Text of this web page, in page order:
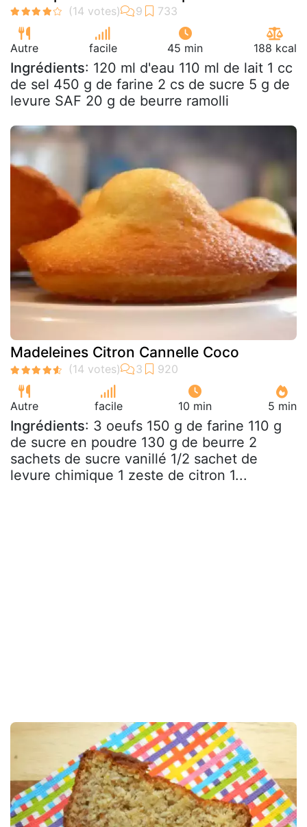
Autre facile 45 min 188 kcal
Ingrédients: 120 ml d'eau 110 ml de lait 1 cc
de sel 450 g de farine 2 cs de sucre 5 g de
levure SAF 20 g de beurre ramolli
Madeleines Citron Cannelle Coco
Autre facile 10 min 5 min
Ingrédients: 3 oeufs 150 g de farine 110 g
de sucre en poudre 130 g de beurre 2
sachets de sucre vanillé 1/2 sachet de
levure chimique 1 zeste de citron 1...